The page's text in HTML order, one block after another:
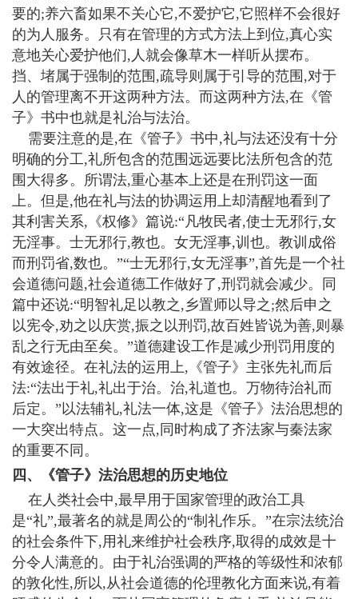
要的;养六畜如果不关心它,不爱护它,它照样不会很好
的为人服务。只有在管理的方式方法上到位,真心实
意地关心爱护他们,人就会像草木一样听从摆布。
挡、堵属于强制的范围,疏导则属于引导的范围,对于
人的管理离不开这两种方法。而这两种方法,在《管
子》书中也就是礼治与法治。
需要注意的是,在《管子》书中,礼与法还没有十分
明确的分工,礼所包含的范围远远要比法所包含的范
围大得多。所谓法,重心基本上还是在刑罚这一面
上。但是,他在礼与法的协调运用上却清醒地看到了
其利害关系,《权修》篇说:“凡牧民者,使士无邪行,女
无淫事。士无邪行,教也。女无淫事,训也。教训成俗
而刑罚省,数也。”“士无邪行,女无淫事”,首先是一个社
会道德问题,社会道德工作做好了,刑罚就会减少。同
篇中还说:“明智礼足以教之,乡置师以导之;然后申之
以宪令,劝之以庆赏,振之以刑罚,故百姓皆说为善,则暴
乱之行无由至矣。”道德建设工作是减少刑罚用度的
有效途径。在礼法的运用上,《管子》主张先礼而后
法:“法出于礼,礼出于治。治,礼道也。万物待治礼而
后定。”以法辅礼,礼法一体,这是《管子》法治思想的
一大突出特点。这一点,同时构成了齐法家与秦法家
的重要不同。
四、《管子》法治思想的历史地位
在人类社会中,最早用于国家管理的政治工具
是“礼”,最著名的就是周公的“制礼作乐。”在宗法统治
的社会条件下,用礼来维护社会秩序,取得的成效是十
分令人满意的。由于礼治强调的严格的等级性和浓郁
的敦化性,所以,从社会道德的伦理教化方面来说,有着